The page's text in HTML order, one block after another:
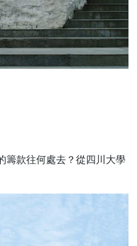
籌款往何處去？從四川大學